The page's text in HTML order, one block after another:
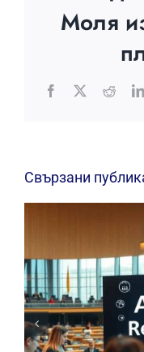
Моля
Facebook
X Reddit
Свързани